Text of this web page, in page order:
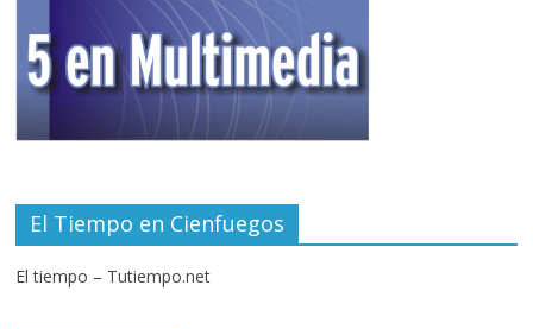
El Tiempo en Cienfuegos
El tiempo – Tutiempo.net